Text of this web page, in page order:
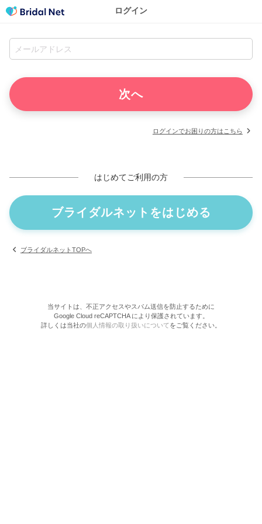
ログイン
ログインでお困りの方はこちら
はじめてご利用の方
ブライダルネットをはじめる
ブライダルネットTOPへ
当サイトは、不正アクセスやスパム送信を防止するために
Google Cloud reCAPTCHA により保護されています。
詳しくは当社の個人情報の取り扱いについてをご覧ください。